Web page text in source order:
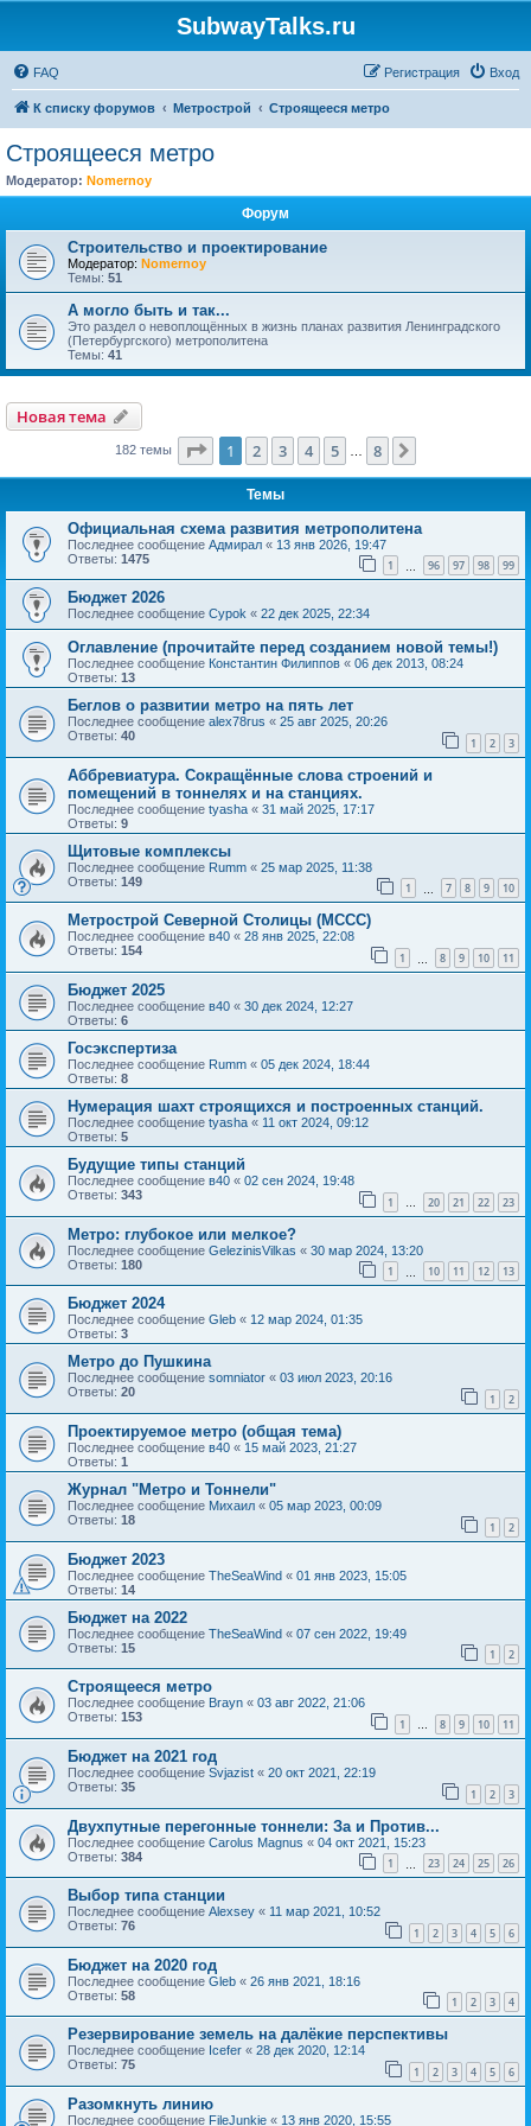
SubwayTalks.ru
FAQ Вход
Регистрация
К списку форумов Метрострой Строящееся метро
Строящееся метро
Модератор: Nomernoy
Форум
Строительство и проектирование
Модератор: Nomernoy
Темы: 51
А могло быть и так...
Это раздел о невоплощённых в жизнь планах развития Ленинградского
(Петербургского) метрополитена
Темы: 41
Новая тема
182 темы Страница из
1 2 3 4 5 8
Темы
Официальная схема развития метрополитена
Последнее сообщение Адмирал « 13 янв 2026, 19:47
Ответы: 1475 1 96 97 98 99
Бюджет 2026
Последнее сообщение Cypok « 22 дек 2025, 22:34
Оглавление (прочитайте перед созданием новой темы!)
Последнее сообщение Константин Филиппов « 06 дек 2013, 08:24
Ответы: 13
Беглов о развитии метро на пять лет
Последнее сообщение alex78rus « 25 авг 2025, 20:26
Ответы: 40 1 2 3
Аббревиатура. Сокращённые слова строений и
помещений в тоннелях и на станциях.
Последнее сообщение tyasha « 31 май 2025, 17:17
Ответы: 9
Щитовые комплексы
Последнее сообщение Rumm « 25 мар 2025, 11:38
Ответы: 149 1 7 8 9 10
Метрострой Северной Столицы (МССС)
Последнее сообщение в40 « 28 янв 2025, 22:08
Ответы: 154 1 8 9 10 11
Бюджет 2025
Последнее сообщение в40 « 30 дек 2024, 12:27
Ответы: 6
Госэкспертиза
Последнее сообщение Rumm « 05 дек 2024, 18:44
Ответы: 8
Нумерация шахт строящихся и построенных станций.
Последнее сообщение tyasha « 11 окт 2024, 09:12
Ответы: 5
Будущие типы станций
Последнее сообщение в40 « 02 сен 2024, 19:48
Ответы: 343 1 … 20 21 22 23
Метро: глубокое или мелкое?
Последнее сообщение GelezinisVilkas « 30 мар 2024, 13:20
Ответы: 180 1 10 11 12 13
Бюджет 2024
Последнее сообщение Gleb « 12 мар 2024, 01:35
Ответы: 3
Метро до Пушкина
Последнее сообщение somniator « 03 июл 2023, 20:16
Ответы: 20 1 2
Проектируемое метро (общая тема)
Последнее сообщение в40 « 15 май 2023, 21:27
Ответы: 1
Журнал "Метро и Тоннели"
Последнее сообщение Михаил « 05 мар 2023, 00:09
Ответы: 18 1 2
Бюджет 2023
Последнее сообщение TheSeaWind « 01 янв 2023, 15:05
Ответы: 14
Бюджет на 2022
Последнее сообщение TheSeaWind « 07 сен 2022, 19:49
Ответы: 15 1 2
Строящееся метро
Последнее сообщение Brayn « 03 авг 2022, 21:06
Ответы: 153 1 … 8 9 10 11
Бюджет на 2021 год
Последнее сообщение Svjazist « 20 окт 2021, 22:19
Ответы: 35 1 2 3
Двухпутные перегонные тоннели: За и Против...
Последнее сообщение Carolus Magnus « 04 окт 2021, 15:23
Ответы: 384 1 23 24 25 26
Выбор типа станции
Последнее сообщение Alexsey « 11 мар 2021, 10:52
Ответы: 76 1 2 3 4 5 6
Бюджет на 2020 год
Последнее сообщение Gleb « 26 янв 2021, 18:16
Ответы: 58 1 2 3 4
Резервирование земель на далёкие перспективы
Последнее сообщение Icefer « 28 дек 2020, 12:14
Ответы: 75 1 2 3 4 5 6
Разомкнуть линию
Последнее сообщение FileJunkie « 13 янв 2020, 15:55